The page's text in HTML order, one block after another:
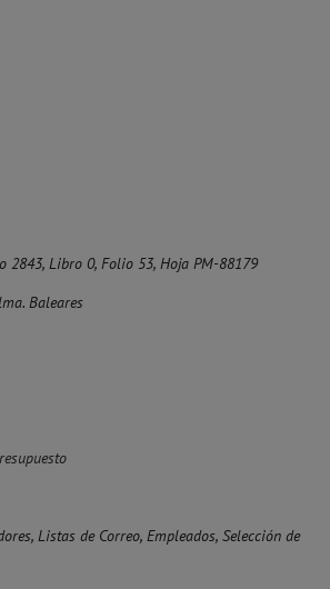
2843, Libro 0, Folio 53, Hoja PM-88179
Baleares
Listas de Correo, Empleados, Selección de